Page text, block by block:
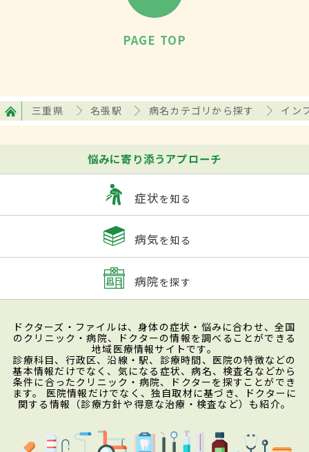
PAGE TOP
三重県 名張駅 病名カテゴリから探す イン
悩みに寄り添うアプローチ
症状を知る
病気を知る
病院を探す
ドクターズ・ファイルは、身体の症状・悩みに合わせ、全国
のクリニック・病院、ドクターの情報を調べることができる
地域医療情報サイトです。
診療科目、行政区、沿線・駅、診療時間、医院の特徴などの
基本情報だけでなく、気になる症状、病名、検査名などから
条件に合ったクリニック・病院、ドクターを探すことができ
ます。 医院情報だけでなく、独自取材に基づき、ドクターに
関する情報（診療方針や得意な治療・検査など）も紹介。